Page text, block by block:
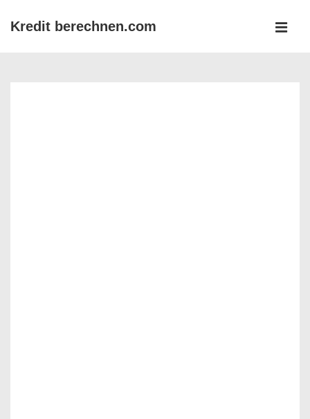
ZumKredit berechnen.com